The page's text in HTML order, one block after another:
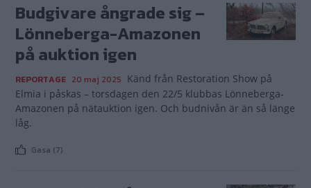
Budgivare ångrade sig –
Lönneberga-Amazonen
på auktion igen
REPORTAGE 20 maj 2025 Känd från Restoration Show på
Elmia i påskas – torsdagen den 22/5 klubbas Lönneberga-
Amazonen på nätauktion igen. Och budnivån är än så länge
låg.
Gasa (7)